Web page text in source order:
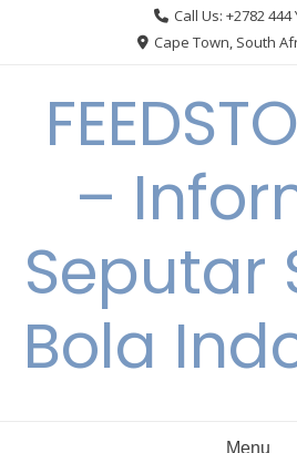
Call Us: +2782 444
Cape Town, South
–
Seputar
Bola
Menu